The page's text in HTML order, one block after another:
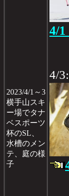
2023/4/1～3
横手山スキ
ー場でタナ
ベスポーツ
杯のSL、
水槽のメン
テ、庭の様
子
4/
4/